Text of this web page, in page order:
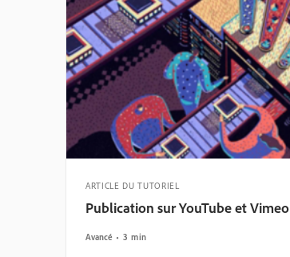
ARTICLE DU TUTORIEL
Publication sur YouTube et Vimeo
Avancé 3 min